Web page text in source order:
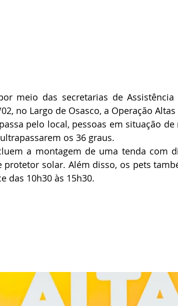
meio das secretarias de Assistência
no Largo de Osasco, a Operação
pelo local, pessoas em situação de
os 36 graus.
a montagem de uma tenda com
protetor solar. Além disso, os pets
das 10h30 às 15h30.